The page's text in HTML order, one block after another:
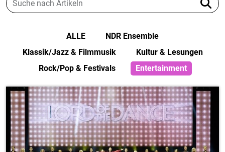
ALLE
NDR Ensemble
Klassik/Jazz & Filmmusik
Kultur & Lesungen
Rock/Pop & Festivals
Entertainment